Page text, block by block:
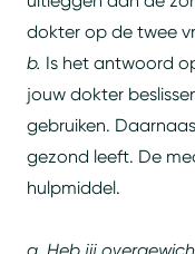
dokter op de twee
b. Is het antwoord
jouw dokter
gebruiken.
gezond leeft. De
hulpmiddel.